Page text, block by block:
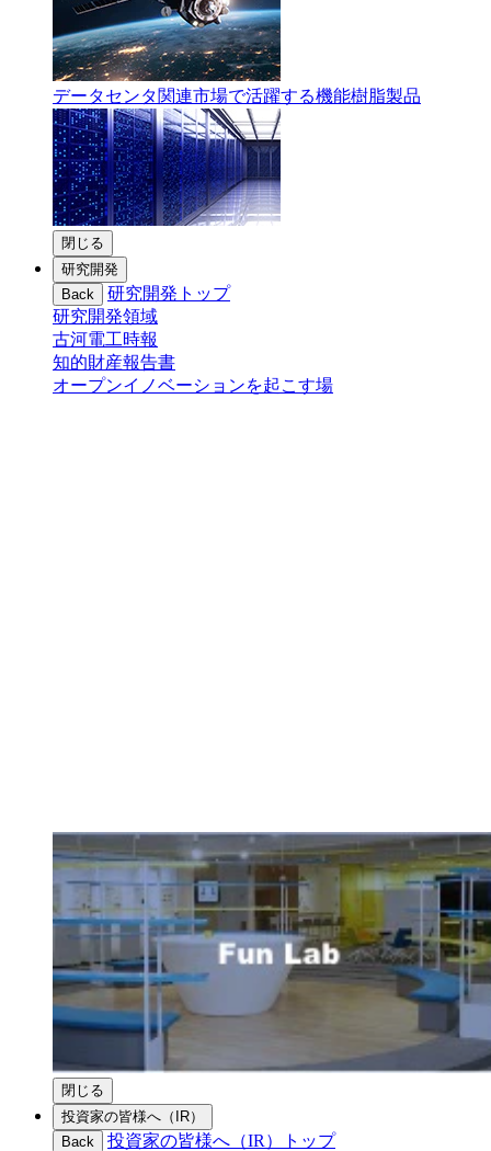
データセンタ関連市場で活躍する機能樹脂製品
閉じる
研究開発
Back
研究開発トップ
研究開発領域
古河電工時報
知的財産報告書
オープンイノベーションを起こす場
閉じる
投資家の皆様へ（IR）
Back
投資家の皆様へ（IR）トップ